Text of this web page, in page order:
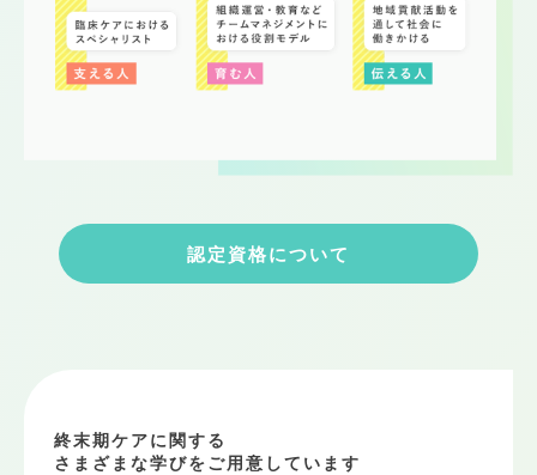
認定資格について
終末期ケアに関する
さまざまな学びをご用意しています